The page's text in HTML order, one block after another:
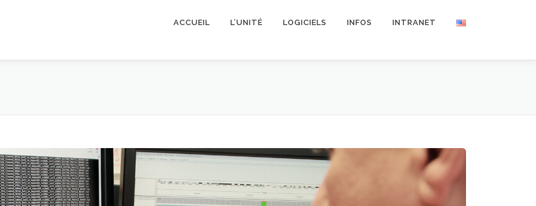
ACCUEIL L’UNITÉ LOGICIELS INFOS INTRANET